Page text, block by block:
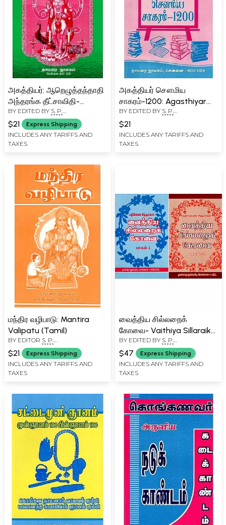
அகத்தியர்: ஆறெழுத்தந்தாதி
அந்தரங்க தீட்சாவிதி-
Agasthiyar:
Aareklatandathi
Antaranga Ditsavithi
(Tamil)
BY EDITED BY S. P.
RAMACHANDRAN
$21 Express Shipping
INCLUDES ANY TARIFFS AND
TAXES
அகத்தியர் சௌமிய
சாகரம்-1200: Agasthiyar
Soumya Sagaram-1200
(Tamil)
BY EDITED BY S. P.
RAMACHANDRAN
$21
INCLUDES ANY TARIFFS AND
TAXES
மந்திர வழிபாடு: Mantira
Valipatu (Tamil)
BY EDITOR S. P.
RAMACHANDRAN
$21 Express Shipping
INCLUDES ANY TARIFFS AND
TAXES
வைத்திய சில்லறைக்
கோவை- Vaithiya Sillaraik
Kovai: Eighteen Siddhas
(Set of 2 Volumes in
Tamil)
BY EDITED BY S. P.
RAMACHANDRAN
$47 Express Shipping
INCLUDES ANY TARIFFS AND
TAXES